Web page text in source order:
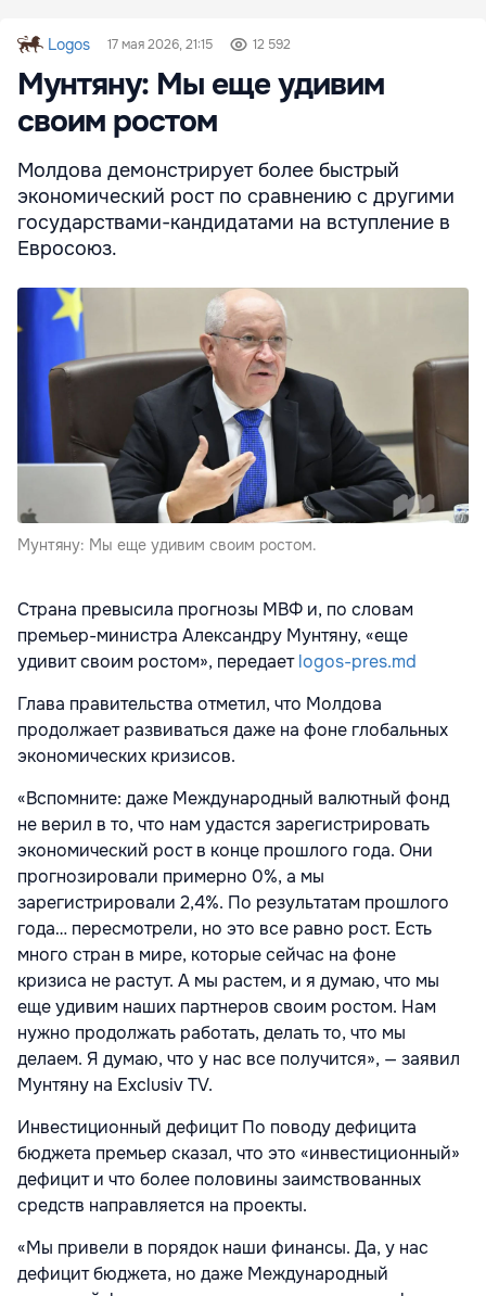
Logos 17 мая 2026, 21:15 12 592
Мунтяну: Мы еще удивим
своим ростом
Молдова демонстрирует более быстрый
экономический рост по сравнению с другими
государствами-кандидатами на вступление в
Евросоюз.
Мунтяну: Мы еще удивим своим ростом.
Страна превысила прогнозы МВФ и, по словам
премьер-министра Александру Мунтяну, «еще
удивит своим ростом», передаетlogos-pres.md
Глава правительства отметил, что Молдова
продолжает развиваться даже на фоне глобальных
экономических кризисов.
«Вспомните: даже Международный валютный фонд
не верил в то, что нам удастся зарегистрировать
экономический рост в конце прошлого года. Они
прогнозировали примерно 0%, а мы
зарегистрировали 2,4%. По результатам прошлого
года… пересмотрели, но это все равно рост. Есть
много стран в мире, которые сейчас на фоне
кризиса не растут. А мы растем, и я думаю, что мы
еще удивим наших партнеров своим ростом. Нам
нужно продолжать работать, делать то, что мы
делаем. Я думаю, что у нас все получится», — заявил
Мунтяну на Exclusiv TV.
Инвестиционный дефицит По поводу дефицита
бюджета премьер сказал, что это «инвестиционный»
дефицит и что более половины заимствованных
средств направляется на проекты.
«Мы привели в порядок наши финансы. Да, у нас
дефицит бюджета, но даже Международный